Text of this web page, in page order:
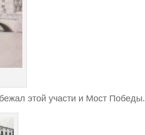
этой участи и Мост Победы.